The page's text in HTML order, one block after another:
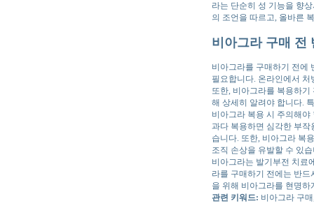
라는 단순히 성 기능을 향
의 조언을 따르고, 올바른
비아그라 구매 전
비아그라를 구매하기 전에
필요합니다. 온라인에서
또한, 비아그라를 복용하
해 상세히 알려야 합니다.
비아그라 복용 시 주의해
과다 복용하면 심각한 부
습니다. 또한, 비아그라 복
조직 손상을 유발할 수 있
비아그라는 발기부전 치료
라를 구매하기 전에는 반
을 위해 비아그라를 현명하
관련 키워드: 비아그라 구